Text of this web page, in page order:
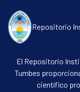
Repositorio
El Repositorio
Tumbes
científico